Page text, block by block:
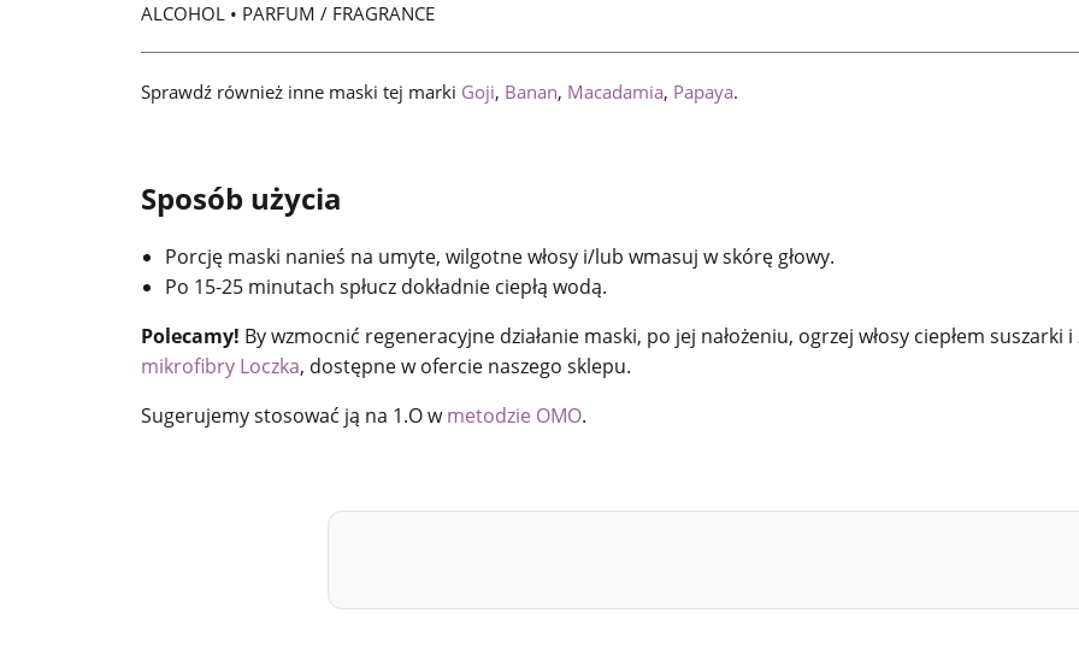
ALCOHOL • PARFUM / FRAGRANCE
Sprawdź również inne maski tej marki Goji, Banan, Macadamia, Papaya.
Sposób użycia
Porcję maski nanieś na umyte, wilgotne włosy i/lub wmasuj w skórę głowy.
Po 15-25 minutach spłucz dokładnie ciepłą wodą.
Polecamy! By wzmocnić regeneracyjne działanie maski, po jej nałożeniu, ogrzej włosy ciepłem suszarki i
mikrofibry Loczka, dostępne w ofercie naszego sklepu.
Sugerujemy stosować ją na 1.O wmetodzie OMO.